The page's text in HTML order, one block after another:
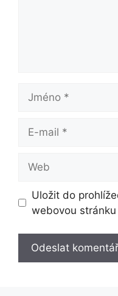
Jméno
mail
Uložit do
webovou